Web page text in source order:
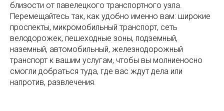
близости от павелецкого транспортного узла.
Перемещайтесь так, как удобно именно вам: широкие
проспекты, микромобильный транспорт, сеть
велодорожек, пешеходные зоны, подземный,
наземный, автомобильный, железнодорожный
транспорт к вашим услугам, чтобы вы молниеносно
смогли добраться туда, где вас ждут дела или
напротив, развлечения.